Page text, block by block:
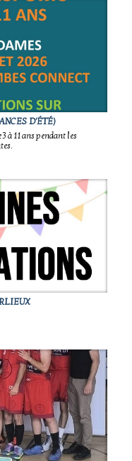
D'ÉTÉ)
à 11 ans pendant les